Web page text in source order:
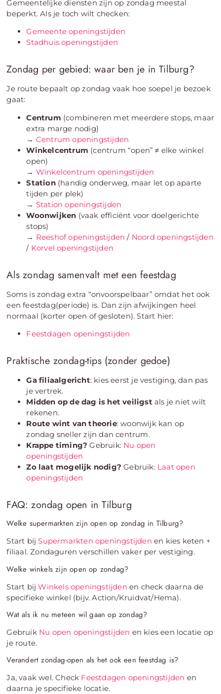
Gemeentelijke diensten zijn op zondag meestal
beperkt. Als je toch wilt checken:
Gemeente openingstijden
Stadhuis openingstijden
Zondag per gebied: waar ben je in Tilburg?
Je route bepaalt op zondag vaak hoe soepel je bezoek
gaat:
Centrum (combineren met meerdere stops, maar
extra marge nodig)
→ Centrum openingstijden
Winkelcentrum (centrum “open” ≠ elke winkel
open)
→ Winkelcentrum openingstijden
Station(handig onderweg, maar let op aparte
tijden per plek)
→ Station openingstijden
Woonwijken (vaak efficiënt voor doelgerichte
stops)
→ Reeshof openingstijden / Noord openingstijden
/ Korvel openingstijden
Als zondag samenvalt met een feestdag
Soms is zondag extra “onvoorspelbaar” omdat het ook
een feestdag(periode) is. Dan zijn afwijkingen heel
normaal (korter open of gesloten). Start hier:
Feestdagen openingstijden
Praktische zondag-tips (zonder gedoe)
Ga filiaalgericht: kies eerst je vestiging, dan pas
je vertrek.
Midden op de dag is het veiligstals je niet wilt
rekenen.
Route wint van theorie: woonwijk kan op
zondag sneller zijn dan centrum.
Krappe timing? Gebruik: Nu open
openingstijden
Zo laat mogelijk nodig? Gebruik: Laat open
openingstijden
FAQ: zondag open in Tilburg
Welke supermarkten zijn open op zondag in Tilburg?
Start bijSupermarkten openingstijden en kies keten +
filiaal. Zondaguren verschillen vaker per vestiging.
Welke winkels zijn open op zondag?
Start bijWinkels openingstijden en check daarna de
specifieke winkel (bijv. Action/Kruidvat/Hema).
Wat als ik nu meteen wil gaan op zondag?
Gebruik Nu open openingstijden en kies een locatie op
je route.
Verandert zondag-open als het ook een feestdag is?
Ja, vaak wel. Check Feestdagen openingstijden en
daarna je specifieke locatie.